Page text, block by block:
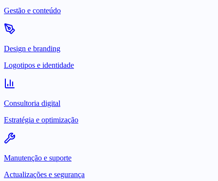
Gestão e conteúdo
Design e branding
Logotipos e identidade
Consultoria digital
Estratégia e optimização
Manutenção e suporte
Actualizações e segurança